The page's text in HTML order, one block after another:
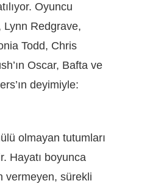
Oyuncu
Redgrave,
Todd, Chris
Oscar, Bafta ve
deyimiyle:
olmayan tutumları
Hayatı boyunca
vermeyen, sürekli